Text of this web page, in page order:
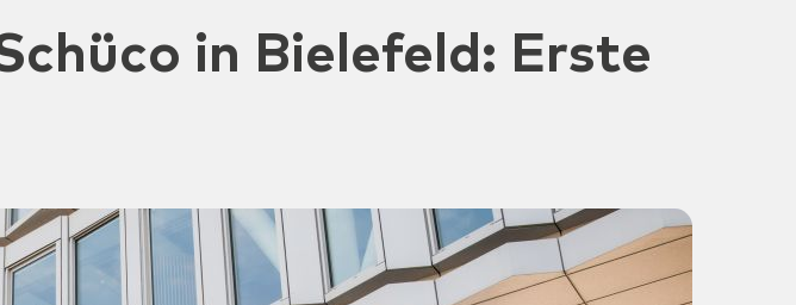
in Bielefeld: Erste